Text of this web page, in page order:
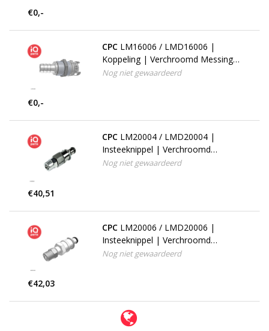
€0,-
CPC LM16006 / LMD16006 |
Koppeling | Verchroomd Messing |
9.5 mm Slangpilaar | Multi-Mount
Nog niet gewaardeerd
€0,-
CPC LM20004 / LMD20004 |
Insteeknippel | Verchroomd
Messing | PTF Klemring 6.4 mm
Nog niet gewaardeerd
€40,51
CPC LM20006 / LMD20006 |
Insteeknippel | Verchroomd
Messing | PTF Klemring 9.5 mm
Nog niet gewaardeerd
€42,03